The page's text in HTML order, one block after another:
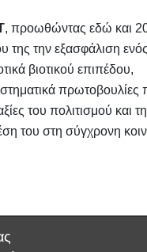
, προωθώντας εδώ και
της την εξασφάλιση ενός
βιοτικού επιπέδου,
πρωτοβουλίες
του πολιτισμού και
του στη σύγχρονη